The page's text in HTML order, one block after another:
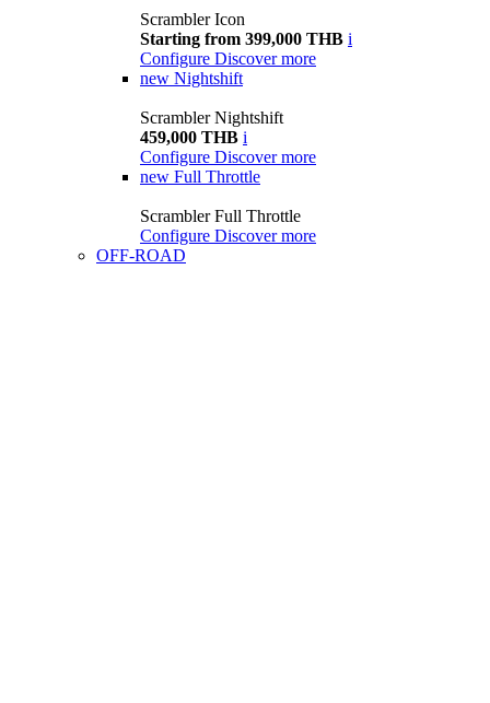
Scrambler Icon
Starting from 399,000 THB i
Configure Discover more
new Nightshift
Scrambler Nightshift
459,000 THB i
Configure Discover more
new Full Throttle
Scrambler Full Throttle
Configure Discover more
OFF-ROAD